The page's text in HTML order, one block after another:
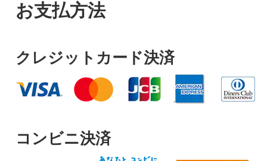
お支払方法
クレジットカード決済
コンビニ決済